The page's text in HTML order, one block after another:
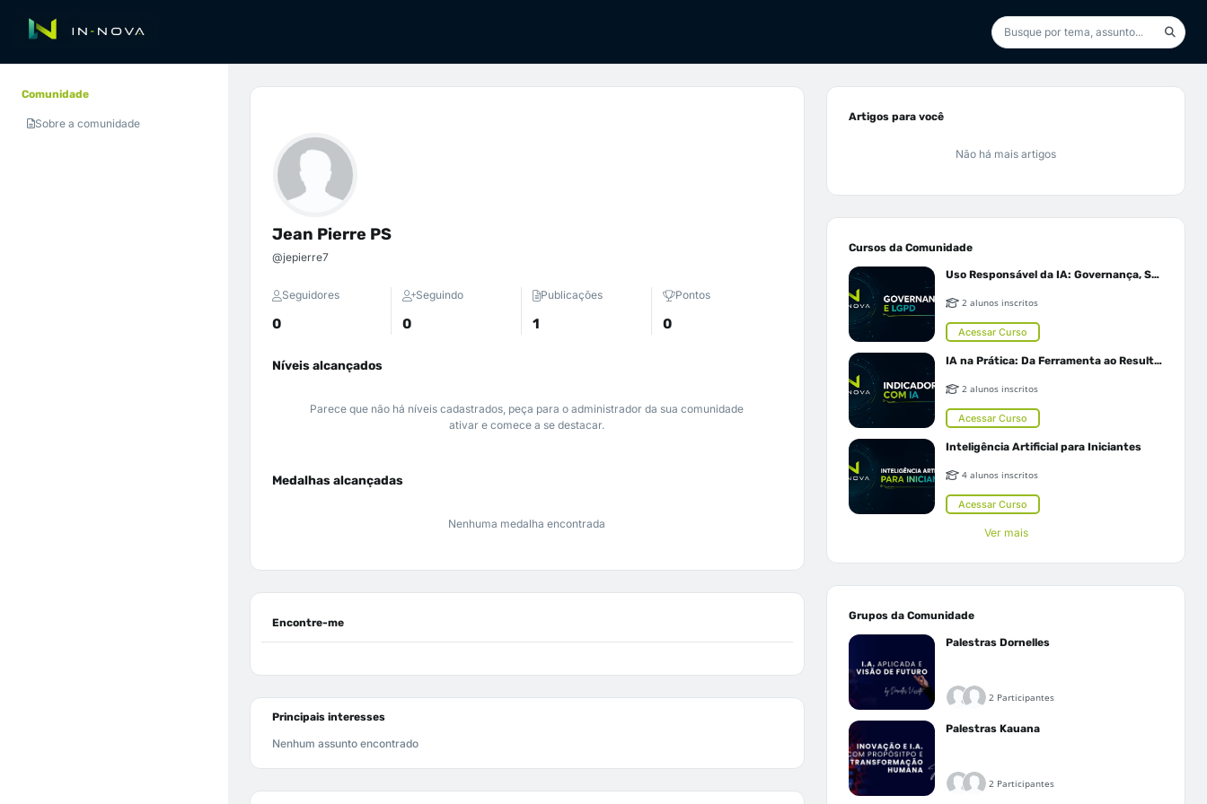
Comunidade
Sobre a comunidade
Jean Pierre PS
@jepierre7
Seguidores
0
Seguindo
0
Publicações
1
Pontos
0
Níveis alcançados
Parece que não há níveis cadastrados, peça para o administrador da sua comunidade
ativar e comece a se destacar.
Medalhas alcançadas
Nenhuma medalha encontrada
Encontre-me
Principais interesses
Nenhum assunto encontrado
Artigos para você
Não há mais artigos
Cursos da Comunidade
Uso Responsável da IA: Governança, Segurança e LGPD
2 alunos inscritos
Acessar Curso
IA na Prática: Da Ferramenta ao Resultado
2 alunos inscritos
Acessar Curso
Inteligência Artificial para Iniciantes
4 alunos inscritos
Acessar Curso
Ver mais
Grupos da Comunidade
Palestras Dornelles
2 Participantes
Palestras Kauana
2 Participantes